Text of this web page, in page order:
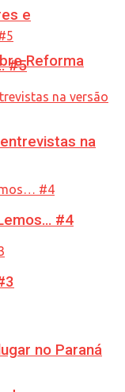
e
Reforma
no Paraná
#5
na
#4